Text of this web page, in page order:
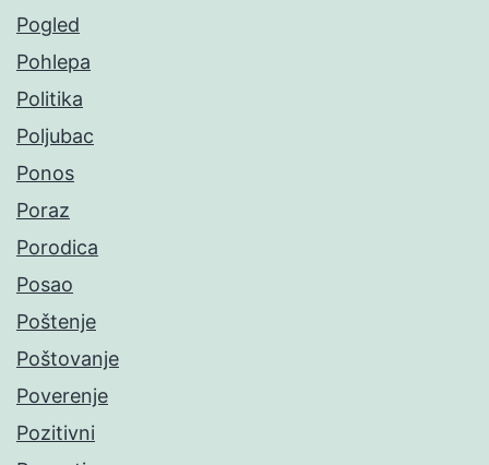
Pogled
Pohlepa
Politika
Poljubac
Ponos
Poraz
Porodica
Posao
Poštenje
Poštovanje
Poverenje
Pozitivni